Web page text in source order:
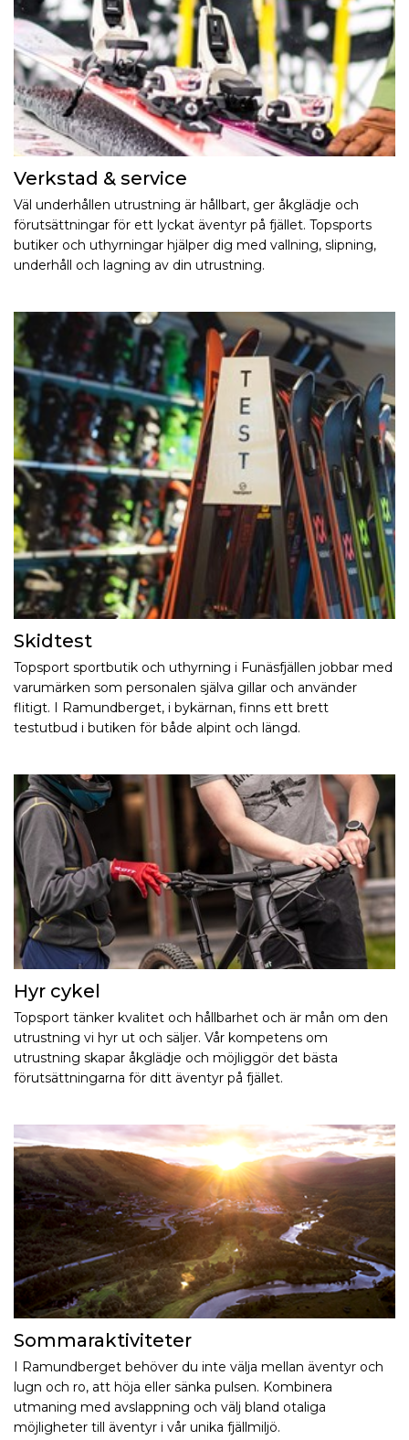
Verkstad & service
Väl underhållen utrustning är hållbart, ger åkglädje och
förutsättningar för ett lyckat äventyr på fjället. Topsports
butiker och uthyrningar hjälper dig med vallning, slipning,
underhåll och lagning av din utrustning.
Skidtest
Topsport sportbutik och uthyrning i Funäsfjällen jobbar med
varumärken som personalen själva gillar och använder
flitigt. I Ramundberget, i bykärnan, finns ett brett
testutbud i butiken för både alpint och längd.
Hyr cykel
Topsport tänker kvalitet och hållbarhet och är mån om den
utrustning vi hyr ut och säljer. Vår kompetens om
utrustning skapar åkglädje och möjliggör det bästa
förutsättningarna för ditt äventyr på fjället.
Sommaraktiviteter
I Ramundberget behöver du inte välja mellan äventyr och
lugn och ro, att höja eller sänka pulsen. Kombinera
utmaning med avslappning och välj bland otaliga
möjligheter till äventyr i vår unika fjällmiljö.